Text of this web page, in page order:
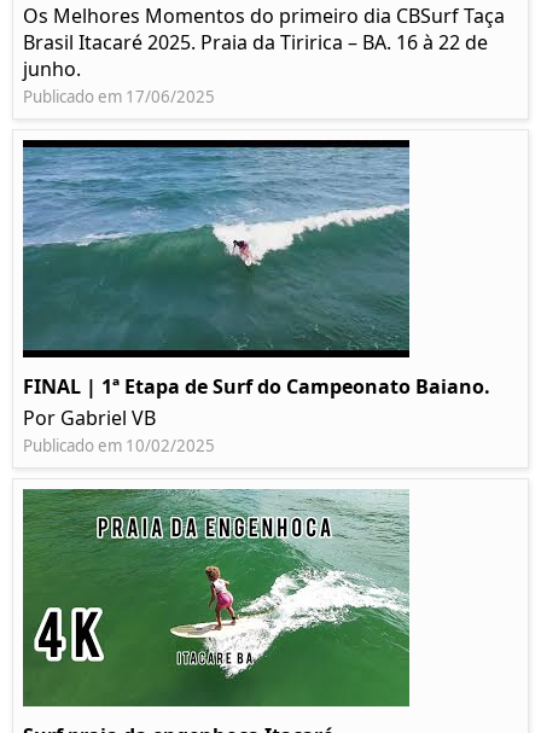
Os Melhores Momentos do primeiro dia CBSurf Taça
Brasil Itacaré 2025. Praia da Tiririca – BA. 16 à 22 de
junho.
Publicado em 17/06/2025
FINAL | 1ª Etapa de Surf do Campeonato Baiano.
Por Gabriel VB
Publicado em 10/02/2025